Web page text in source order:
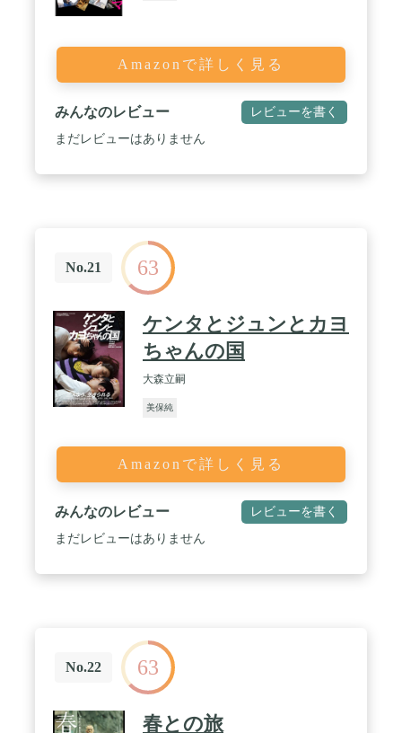
Amazonで詳しく見る
みんなのレビュー レビューを書く
まだレビューはありません
No.21 63
ケンタとジュンとカヨ
ちゃんの国
大森立嗣
美保純
Amazonで詳しく見る
みんなのレビュー レビューを書く
まだレビューはありません
No.22 63
春との旅